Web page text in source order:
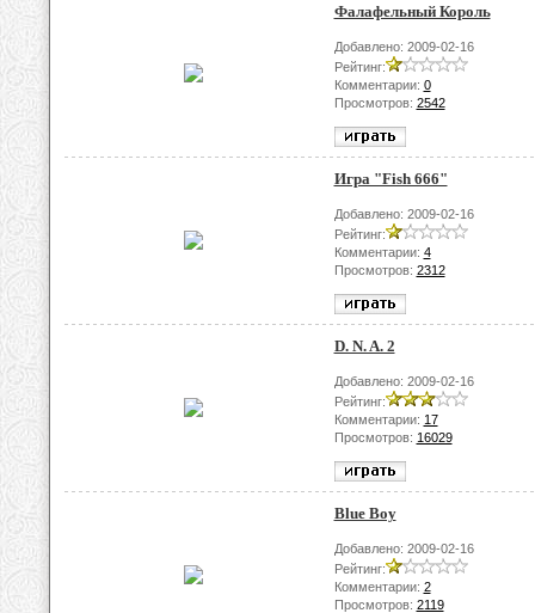
Фалафельный Король
Добавлено: 2009-02-16
Рейтинг:
Комментарии: 0
Просмотров: 2542
Игра "Fish 666"
Добавлено: 2009-02-16
Рейтинг:
Комментарии: 4
Просмотров: 2312
D. N. A. 2
Добавлено: 2009-02-16
Рейтинг:
Комментарии: 17
Просмотров: 16029
Blue Boy
Добавлено: 2009-02-16
Рейтинг:
Комментарии: 2
Просмотров: 2119